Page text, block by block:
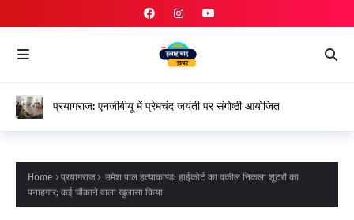
प्रयागराज: एनजीबीयू में प्रेमचंद जयंती पर संगोष्ठी आयोजित
Home प्रयागराज
उमेश पाल हत्याकाण्ड: हाईकोर्ट का वकील निकला शूटरों का
पनाहगार; कई चौंकाने वाला खुलासा किया